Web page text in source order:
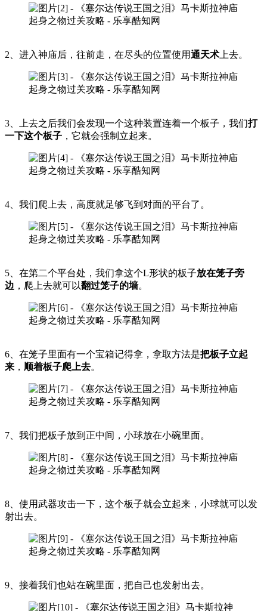
2、进入神庙后，往前走，在尽头的位置使用通天术 上去。
3、上去之后我们会发现一个这种装置连着一个板子，我们打
一下这个板子 ，它就会强制立起来。
4、我们爬上去，高度就足够飞到对面的平台了。
5、在第二个平台处，我们拿这个L形状的板子放在笼子旁
边 ，爬上去就可以翻过笼子的墙。
6、在笼子里面有一个宝箱记得拿，拿取方法是把板子立起
来 ， 顺着板子爬上去。
7、我们把板子放到正中间，小球放在小碗里面。
8、使用武器攻击一下，这个板子就会立起来，小球就可以发
射出去。
9、接着我们也站在碗里面，把自己也发射出去。